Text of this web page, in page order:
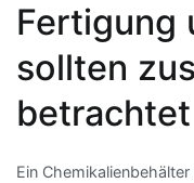
Fertigung
sollten
Ein